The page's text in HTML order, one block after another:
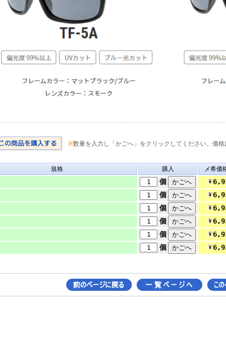
※数量を入力し「かごへ」をクリックしてください。価
規格
購入 メ希価
個
個
個
個
個
個